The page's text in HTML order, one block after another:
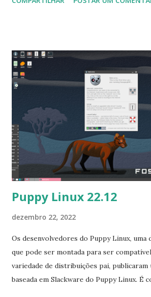
alguns recursos: "zsh não é mais o
Várias pesquisas nas diferentes páginas
foram feitas para isso. No entanto, ele
como estava antes (com oh-my-zsh) e é
lo para o padrão. A documentação está
Linux. O tema Conky não é mais
as GUIs, mas é um pacote separado
que não é mais instalado por padrão. O a
que o feedback do usuário não foi unânime
presença padrão do Conky no Kaisen Li...
Puppy Linux 22.12
dezembro 22, 2022
Os desenvolvedores do Puppy Linux, uma
que pode ser montada para ser
variedade de distribuições pai, publicaram
baseada em Slackware do Puppy Linux. É